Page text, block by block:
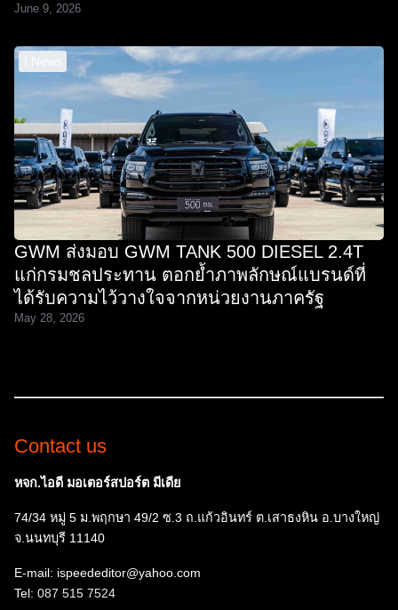
June 9, 2026
I News
GWM ส่งมอบ GWM TANK 500 DIESEL 2.4T
แก่กรมชลประทาน ตอกย้ำภาพลักษณ์แบรนด์ที่
ได้รับความไว้วางใจจากหน่วยงานภาครัฐ
May 28, 2026
Contact us
หจก.ไอดี มอเตอร์สปอร์ต มีเดีย
74/34 หมู่ 5 ม.พฤกษา 49/2 ซ.3 ถ.แก้วอินทร์ ต.เสาธงหิน อ.บางใหญ่
จ.นนทบุรี 11140
E-mail: ispeededitor@yahoo.com
Tel: 087 515 7524